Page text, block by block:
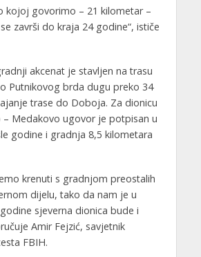
kojoj govorimo – 21 kilometar –
završi do kraja 24 godine“, ističe
akcenat je stavljen na trasu
Putnikovog brda dugu preko 34
trase do Doboja. Za dionicu
– Medakovo ugovor je potpisan u
godine i gradnja 8,5 kilometara
krenuti s gradnjom preostalih
dijelu, tako da nam je u
sjeverna dionica bude i
Amir Fejzić, savjetnik
FBIH.